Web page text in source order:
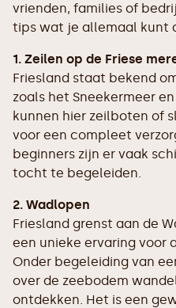
vrienden, families of
tips wat je allemaal kunt
1. Zeilen op de Friese
Friesland staat bekend
zoals het Sneekermeer
kunnen hier zeilboten of
voor een compleet
beginners zijn er vaak
tocht te begeleiden.
2. Wadlopen
Friesland grenst aan de
een unieke ervaring voor
Onder begeleiding van
over de zeebodem
ontdekken. Het is een